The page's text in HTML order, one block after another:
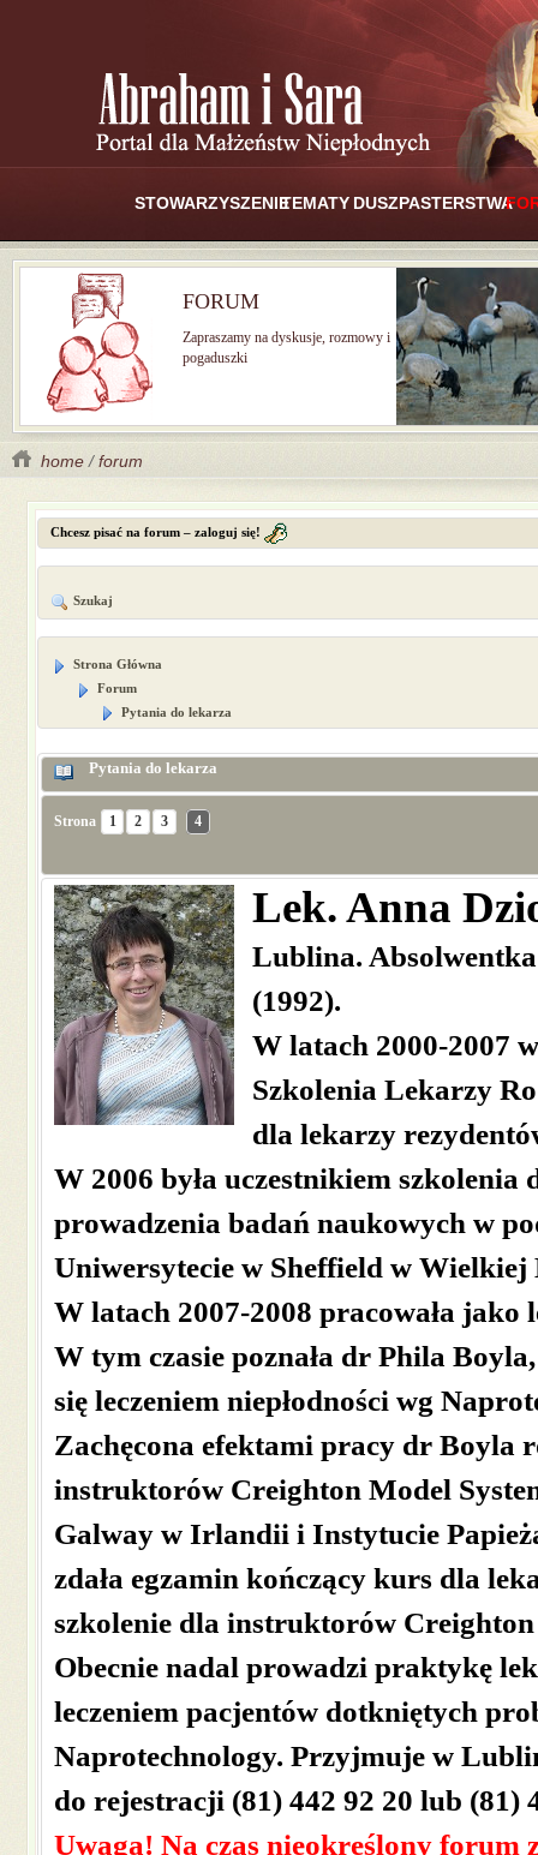
STOWARZYSZENIETEMATY DUSZPASTERSTWA
FORUM
Zapraszamy na dyskusje, rozmowy i
pogaduszki
home /forum
Chcesz pisać na forum – zaloguj się!
Szukaj
Strona Główna
Forum
Pytania do lekarza
Pytania do lekarza
Strona 1 2 3 4
Lek. Anna
Lublina.
(1992).
W latach 2000-2007
Szkolenia Lekarzy
dla lekarzy
W 2006 była uczestnikiem
prowadzenia badań naukowych w
Uniwersytecie w Sheffield w
W latach 2007-2008 pracowała
W tym czasie poznała dr Phila
się leczeniem niepłodności wg
Zachęcona efektami pracy dr Boyla
instruktorów Creighton Model
Galway w Irlandii i Instytucie
zdała egzamin kończący kurs dla
szkolenie dla instruktorów
Obecnie nadal prowadzi praktykę
leczeniem pacjentów dotkniętych
Naprotechnology. Przyjmuje w
do rejestracji (81) 442 92 20 lub (81)
Uwaga! Na czas nieokreślony forum